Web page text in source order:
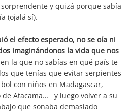
y quizá porque sabía
(ojalá sí).
el efecto esperado, no se oía ni
imaginándonos la vida que nos
la que no sabías en qué país te
que tenías que evitar serpientes
con niños en Madagascar,
Atacama… y luego volver a su
que sonaba demasiado